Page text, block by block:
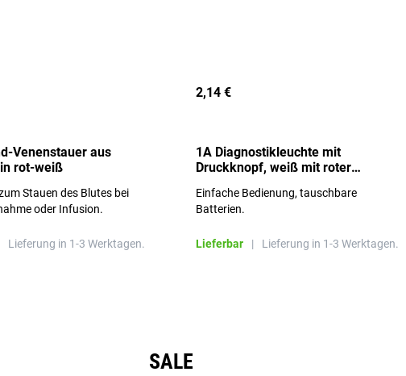
Venenstauer aus
rot-weiß
Stauen des Blutes bei
oder Infusion.
Lieferung in 1-3 Werktagen.
2,14 €
1A Diagnostikleuchte mit
Druckknopf, weiß mit roter
Einfache Bedienung, tauschbare
Batterien.
Lieferbar | Lieferung in 1-3 Werktagen.
SALE